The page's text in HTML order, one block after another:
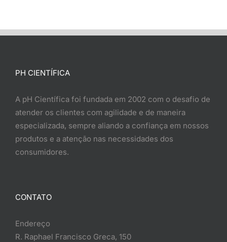
PH CIENTÍFICA
A pH Científica foi fundada em 2002 com o desafio de
atender os clientes com agilidade e de maneira
especializada, sempre aliando a confiança em nossos
produtos e a atenção nas necessidades dos
consumidores.
CONTATO
Endereço
R. Raphael Francisco Greca, 150